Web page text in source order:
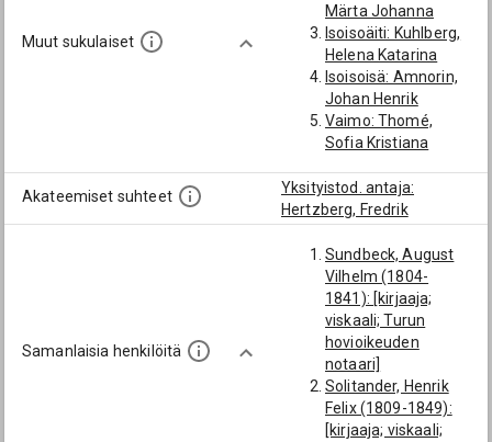
Muut sukulaiset
Märta Johanna
Isoisoäiti: Kuhlberg,
Helena Katarina
Isoisoisä: Amnorin,
Johan Henrik
Vaimo: Thomé,
Sofia Kristiana
Vaimo: Åkerman,
Gustava Rosalie
Akateemiset suhteet
Yksityistod. antaja:
Hertzberg, Fredrik
Samanlaisia henkilöitä
Sundbeck, August
Vilhelm (1804-
1841): [kirjaaja;
viskaali; Turun
hovioikeuden
notaari]
Solitander, Henrik
Felix (1809-1849):
[kirjaaja; viskaali;